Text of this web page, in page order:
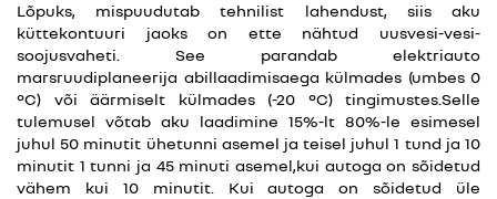
Lõpuks, mispuudutab tehnilist lahendust, siis aku
küttekontuuri jaoks on ette nähtud uusvesi-vesi-
soojusvaheti. See parandab elektriauto
marsruudiplaneerija abillaadimisaega külmades (umbes 0
°C) või äärmiselt külmades (-20 °C) tingimustes.Selle
tulemusel võtab aku laadimine 15%-lt 80%-le esimesel
juhul 50 minutit ühetunni asemel ja teisel juhul 1 tund ja 10
minutit 1 tunni ja 45 minuti asemel,kui autoga on sõidetud
vähem kui 10 minutit. Kui autoga on sõidetud üle